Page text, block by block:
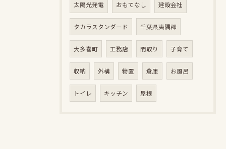
太陽光発電 おもてなし 建設会社
タカラスタンダード 千葉県夷隅郡
大多喜町 工務店 間取り 子育て
収納 外構 物置 倉庫 お風呂
トイレ キッチン 屋根